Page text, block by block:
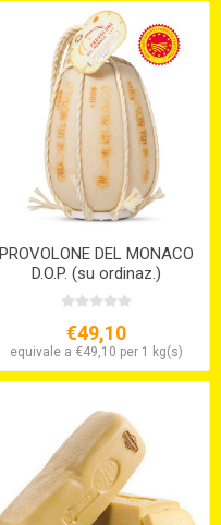
PROVOLONE DEL MONACO
D.O.P. (su ordinaz.)
€49,10
equivale a €49,10 per 1 kg(s)